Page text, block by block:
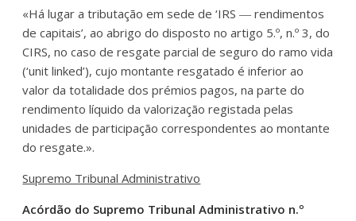
«Há lugar a tributação em sede de ‘IRS ― rendimentos
de capitais’, ao abrigo do disposto no artigo 5.º, n.º 3, do
CIRS, no caso de resgate parcial de seguro do ramo vida
(‘unit linked’), cujo montante resgatado é inferior ao
valor da totalidade dos prémios pagos, na parte do
rendimento líquido da valorização registada pelas
unidades de participação correspondentes ao montante
do resgate.».
Supremo Tribunal Administrativo
Acórdão do Supremo Tribunal Administrativo n.º